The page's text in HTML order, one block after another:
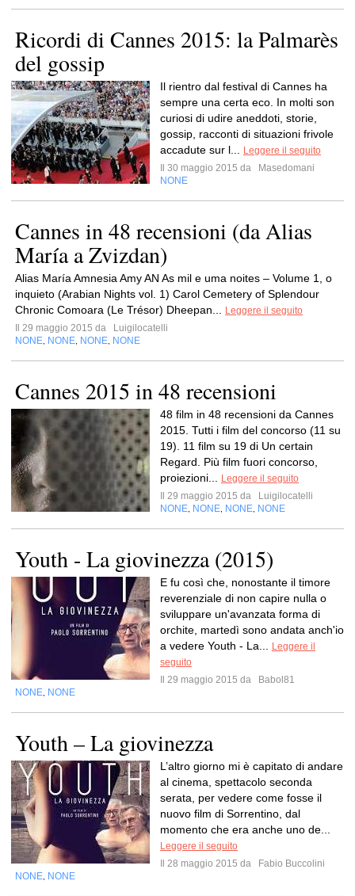
Ricordi di Cannes 2015: la Palmarès
del gossip
Il rientro dal festival di Cannes ha
sempre una certa eco. In molti son
curiosi di udire aneddoti, storie,
gossip, racconti di situazioni frivole
accadute sur l...
Leggere il seguito
Il 30 maggio 2015 da
Masedomani
NONE
Cannes in 48 recensioni (da Alias
María a Zvizdan)
Alias María Amnesia Amy AN As mil e uma noites – Volume 1, o
inquieto (Arabian Nights vol. 1) Carol Cemetery of Splendour
Chronic Comoara (Le Trésor) Dheepan...
Leggere il seguito
Il 29 maggio 2015 da
Luigilocatelli
NONE NONE NONE NONE
Cannes 2015 in 48 recensioni
48 film in 48 recensioni da Cannes
2015. Tutti i film del concorso (11 su
19). 11 film su 19 di Un certain
Regard. Più film fuori concorso,
proiezioni...
Leggere il seguito
Il 29 maggio 2015 da
Luigilocatelli
NONE NONE NONE NONE
Youth - La giovinezza (2015)
E fu così che, nonostante il timore
reverenziale di non capire nulla o
sviluppare un'avanzata forma di
orchite, martedì sono andata anch'io
a vedere Youth - La...
Leggere il
seguito
Il 29 maggio 2015 da
Babol81
NONE NONE
Youth – La giovinezza
L’altro giorno mi è capitato di andare
al cinema, spettacolo seconda
serata, per vedere come fosse il
nuovo film di Sorrentino, dal
momento che era anche uno de...
Leggere il seguito
Il 28 maggio 2015 da
Fabio Buccolini
NONE NONE